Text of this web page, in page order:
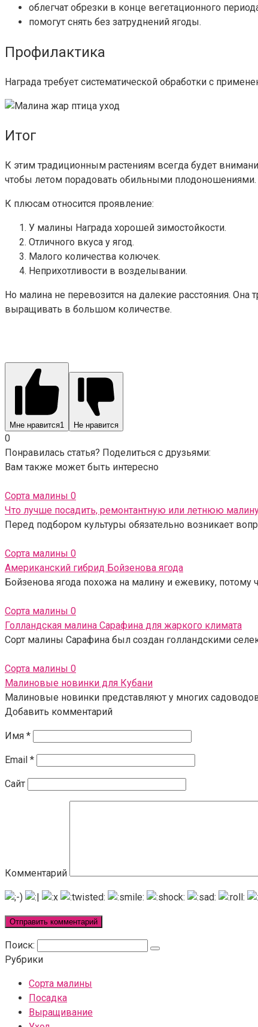
облегчат обрезки в конце вегетационного
помогут снять без затруднений ягоды.
Профилактика
Награда требует систематической обработки с
Итог
К этим традиционным растениям всегда будет
чтобы летом порадовать обильными плодоношениями.
К плюсам относится проявление:
У малины Награда хорошей зимостойкости.
Отличного вкуса у ягод.
Малого количества колючек.
Неприхотливости в возделывании.
Но малина не перевозится на далекие расстояния.
выращивать в большом количестве.
Мне нравится1 Не нравится
0
Понравилась статья? Поделиться с друзьями:
Вам также может быть интересно
Сорта малины 0
Что лучше посадить, ремонтантную или летнюю
Перед подбором культуры обязательно возникает
Сорта малины 0
Американский гибрид Бойзенова ягода
Бойзенова ягода похожа на малину и ежевику, потому
Сорта малины 0
Голландская малина Сарафина для жаркого климата
Сорт малины Сарафина был создан голландскими
Сорта малины 0
Малиновые новинки для Кубани
Малиновые новинки представляют у многих
Добавить комментарий
Имя *
Email *
Сайт
Комментарий
Поиск:
Рубрики
Сорта малины
Посадка
Выращивание